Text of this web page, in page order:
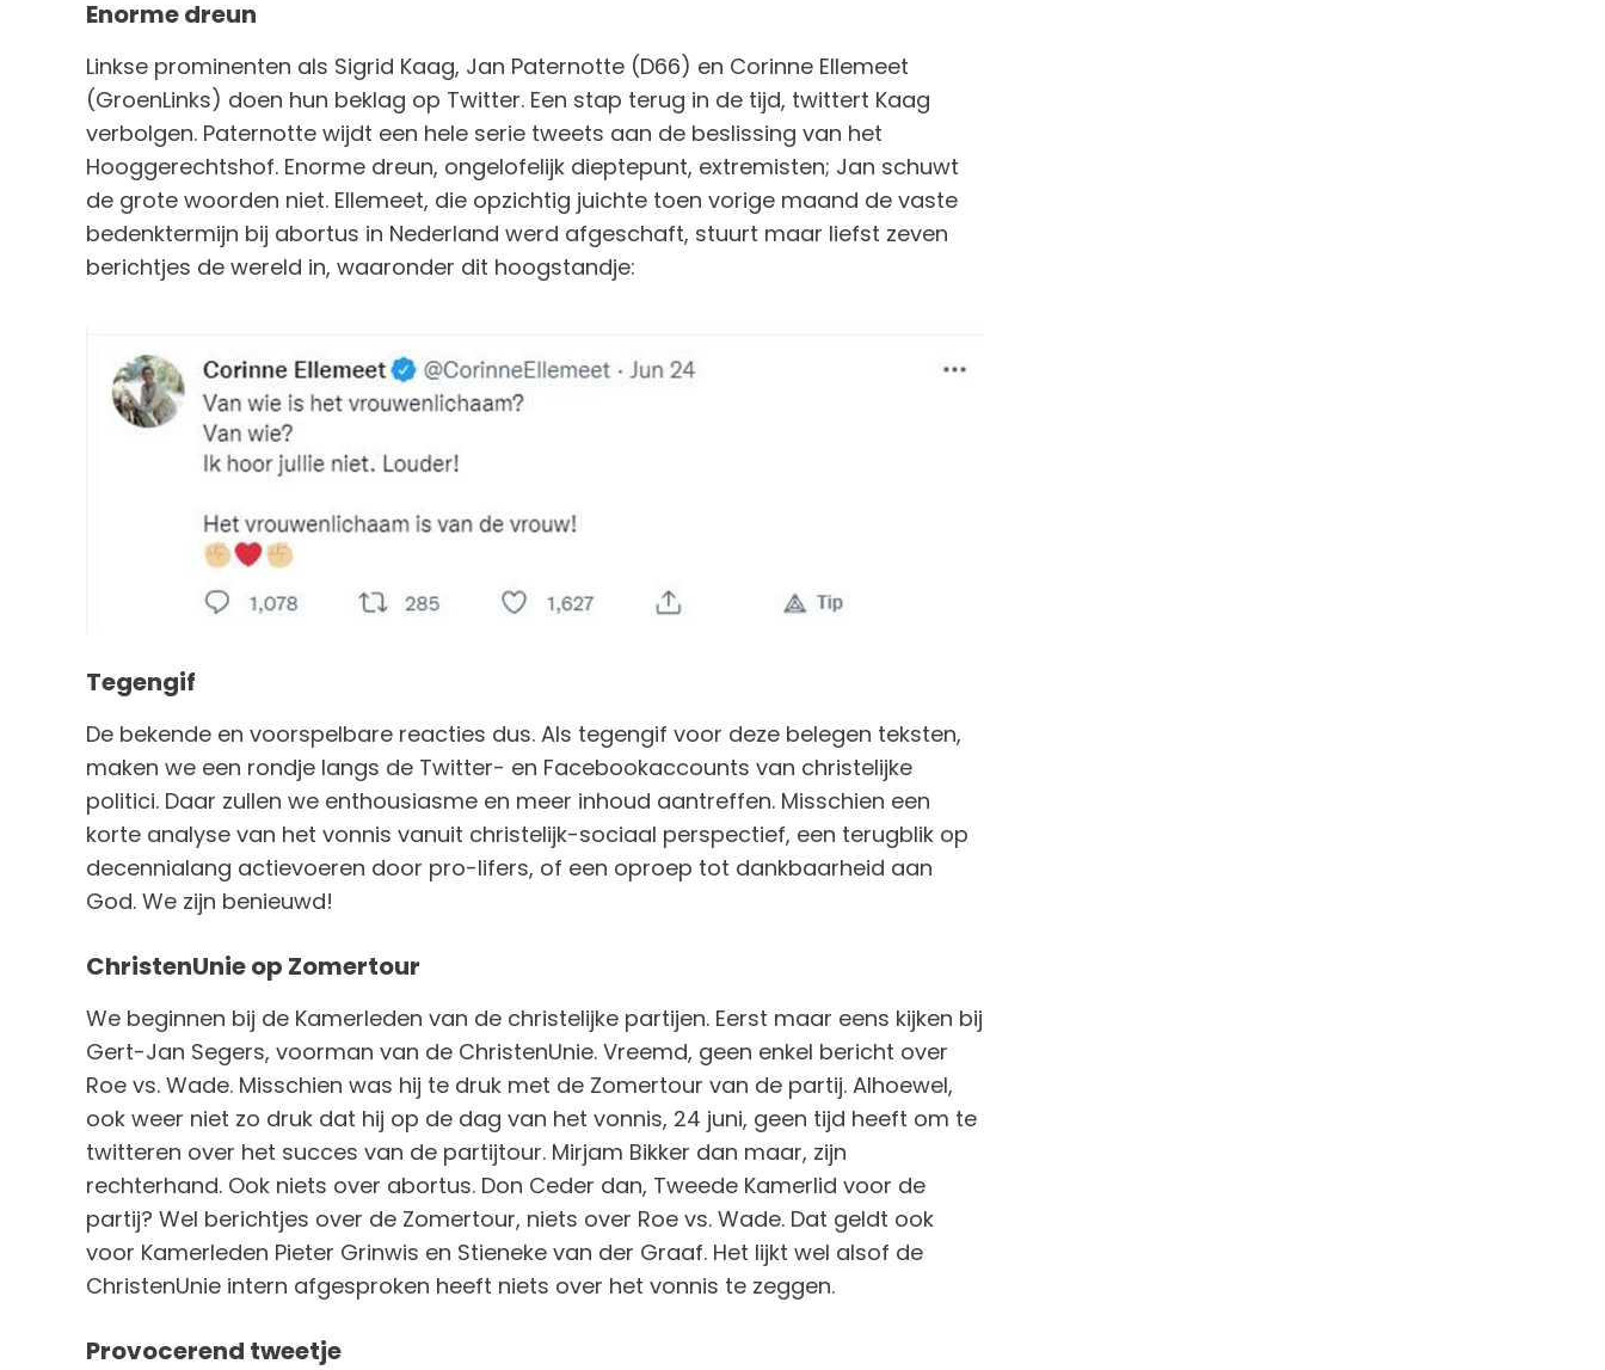
Enorme dreun
Linkse prominenten als Sigrid Kaag, Jan Paternotte (D66) en Corinne Ellemeet
(GroenLinks) doen hun beklag op Twitter. Een stap terug in de tijd, twittert Kaag
verbolgen. Paternotte wijdt een hele serie tweets aan de beslissing van het
Hooggerechtshof. Enorme dreun, ongelofelijk dieptepunt, extremisten; Jan schuwt
de grote woorden niet. Ellemeet, die opzichtig juichte toen vorige maand de vaste
bedenktermijn bij abortus in Nederland werd afgeschaft, stuurt maar liefst zeven
berichtjes de wereld in, waaronder dit hoogstandje:
Tegengif
De bekende en voorspelbare reacties dus. Als tegengif voor deze belegen teksten,
maken we een rondje langs de Twitter- en Facebookaccounts van christelijke
politici. Daar zullen we enthousiasme en meer inhoud aantreffen. Misschien een
korte analyse van het vonnis vanuit christelijk-sociaal perspectief, een terugblik op
decennialang actievoeren door pro-lifers, of een oproep tot dankbaarheid aan
God. We zijn benieuwd!
ChristenUnie op Zomertour
We beginnen bij de Kamerleden van de christelijke partijen. Eerst maar eens kijken bij
Gert-Jan Segers, voorman van de ChristenUnie. Vreemd, geen enkel bericht over
Roe vs. Wade. Misschien was hij te druk met de Zomertour van de partij. Alhoewel,
ook weer niet zo druk dat hij op de dag van het vonnis, 24 juni, geen tijd heeft om te
twitteren over het succes van de partijtour. Mirjam Bikker dan maar, zijn
rechterhand. Ook niets over abortus. Don Ceder dan, Tweede Kamerlid voor de
partij? Wel berichtjes over de Zomertour, niets over Roe vs. Wade. Dat geldt ook
voor Kamerleden Pieter Grinwis en Stieneke van der Graaf. Het lijkt wel alsof de
ChristenUnie intern afgesproken heeft niets over het vonnis te zeggen.
Provocerend tweetje